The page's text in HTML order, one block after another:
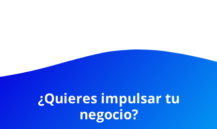
¿Quieres impulsar tu
negocio?